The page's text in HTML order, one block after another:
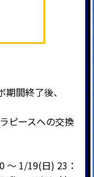
間終了後、
ピースへの交換
～ 1/19(日) 23：